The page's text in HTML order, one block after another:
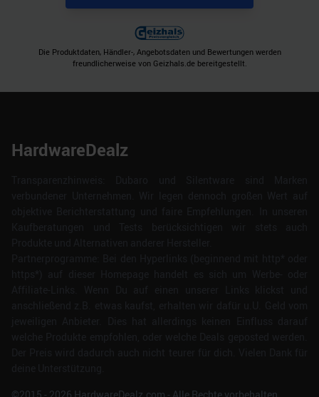
Die Produktdaten, Händler-, Angebotsdaten und Bewertungen werden
freundlicherweise von Geizhals.de bereitgestellt.
HardwareDealz